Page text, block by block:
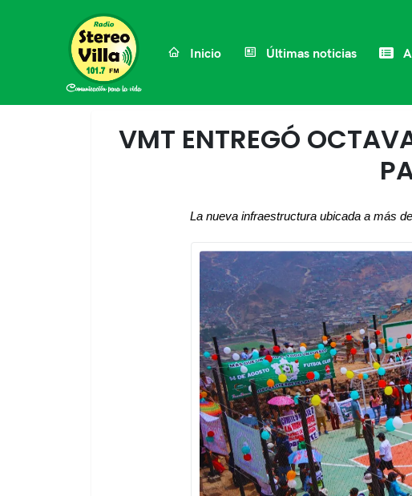
Inicio Últimas noticias
VMT ENTREGÓ
La nueva infraestructura ubicada a más